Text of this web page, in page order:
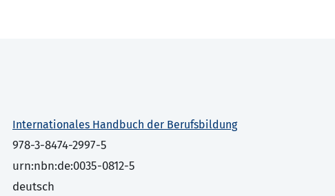
Internationales Handbuch der Berufsbildung
978-3-8474-2997-5
urn:nbn:de:0035-0812-5
deutsch